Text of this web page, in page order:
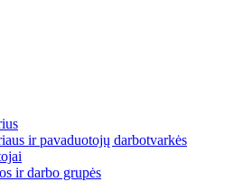
ir pavaduotojų darbotvarkės
ir darbo grupės